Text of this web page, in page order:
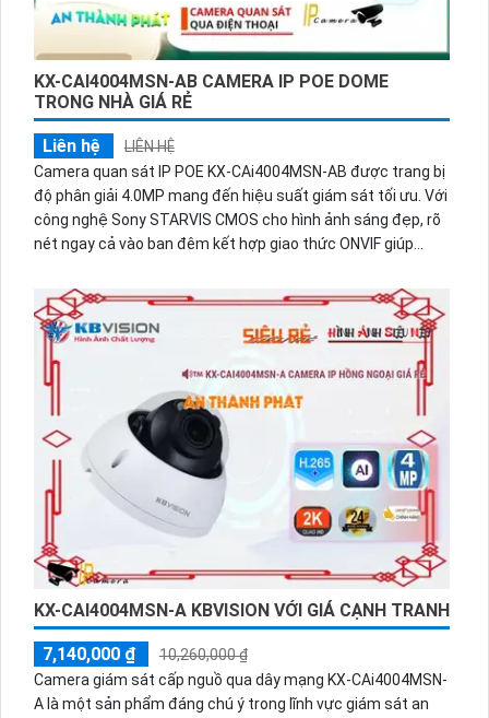
KX-CAI4004MSN-AB CAMERA IP POE DOME
TRONG NHÀ GIÁ RẺ
Liên hệ
LIÊN HỆ
Camera quan sát IP POE KX-CAi4004MSN-AB được trang bị
độ phân giải 4.0MP mang đến hiệu suất giám sát tối ưu. Với
công nghệ Sony STARVIS CMOS cho hình ảnh sáng đẹp, rõ
nét ngay cả vào ban đêm kết hợp giao thức ONVIF giúp
ninh POE KX-CAi4004MSN-AB sử dụng công nghệ hồng
ngoại 40m ban đêm và chống nhập phạm. Độ phân giải 4.0
MP, thiết kế IP POE, chuyên dụng cho cửa hàng. Lưu dữ liệu
trên thẻ nhớ Micro SD, tiết kiệm điện năng.
KX-CAI4004MSN-A KBVISION VỚI GIÁ CẠNH TRANH
7,140,000 ₫
10,260,000 ₫
Camera giám sát cấp nguồ qua dây mạng KX-CAi4004MSN-
A là một sản phẩm đáng chú ý trong lĩnh vực giám sát an